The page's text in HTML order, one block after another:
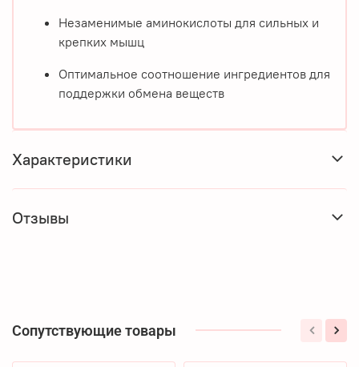
Незаменимые аминокислоты для сильных и
крепких мышц
Оптимальное соотношение ингредиентов для
поддержки обмена веществ
Характеристики
Отзывы
Сопутствующие товары